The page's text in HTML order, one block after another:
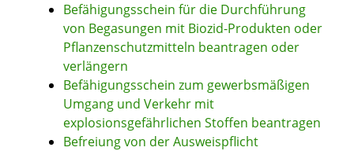
Befähigungsschein für die Durchführung
von Begasungen mit Biozid-Produkten oder
Pflanzenschutzmitteln beantragen oder
verlängern
Befähigungsschein zum gewerbsmäßigen
Umgang und Verkehr mit
explosionsgefährlichen Stoffen beantragen
Befreiung von der Ausweispflicht